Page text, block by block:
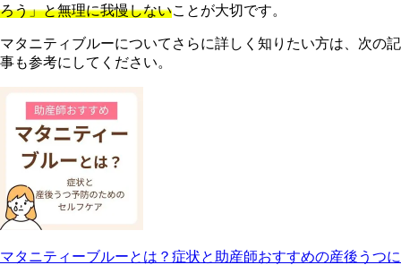
ろう」と無理に我慢しないことが大切です。
マタニティブルーについてさらに詳しく知りたい方は、次の記
事も参考にしてください。
マタニティーブルーとは？症状と助産師おすすめの産後うつに